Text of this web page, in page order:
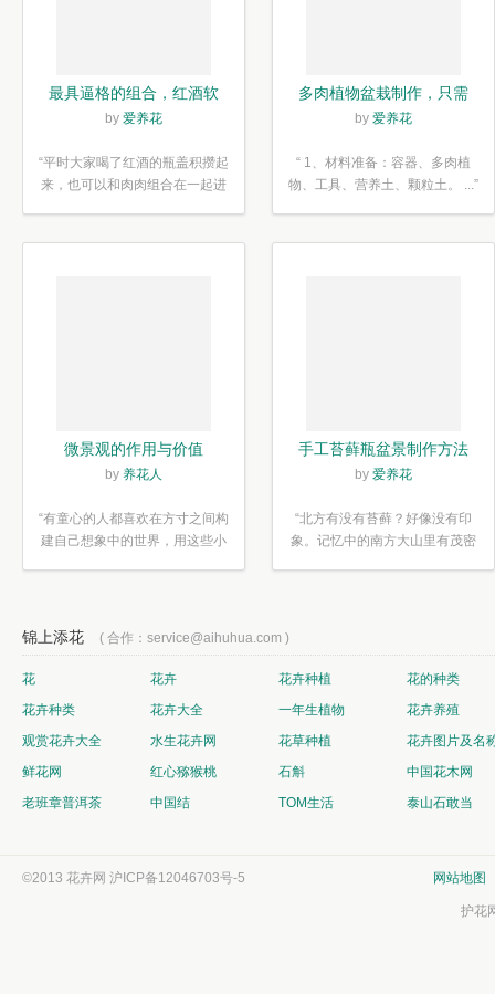
最具逼格的组合，红酒软
木塞diy多肉植物盆栽
by 爱养花
“平时大家喝了红酒的瓶盖积攒起
来，也可以和肉肉组合在一起进
多肉植物盆栽制作，只需
简单6步
by 爱养花
“ 1、材料准备：容器、多肉植
物、工具、营养土、颗粒土。 ...”
微景观的作用与价值
by 养花人
“有童心的人都喜欢在方寸之间构
建自己想象中的世界，用这些小
手工苔藓瓶盆景制作方法
by 爱养花
“北方有没有苔藓？好像没有印
象。记忆中的南方大山里有茂密
锦上添花 ( 合作：service@aihuhua.com )
花 花卉 花卉种植
花的种类
花卉种类
花卉大全 一年生植物
花卉养殖
观赏花卉大全
水生花卉网 花草种植
花卉图片及名
鲜花网
红心猕猴桃 石斛
中国花木网
老班章普洱茶
中国结 TOM生活 泰山石敢当
©2013 花卉网 沪ICP备12046703号-5 网站地图
护花